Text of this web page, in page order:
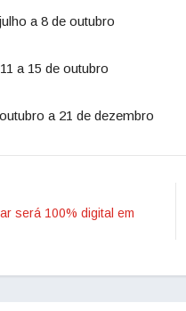
a 8 de outubro
11 a 15 de outubro
a 21 de dezembro
será 100% digital em